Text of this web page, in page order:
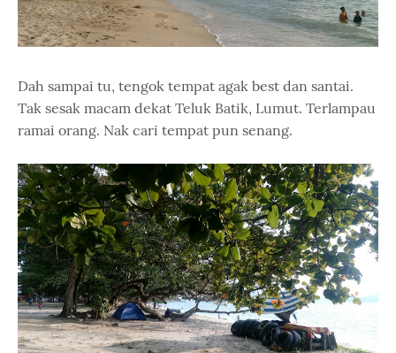
Dah sampai tu, tengok tempat agak best dan santai.
Tak sesak macam dekat Teluk Batik, Lumut. Terlampau
ramai orang. Nak cari tempat pun senang.